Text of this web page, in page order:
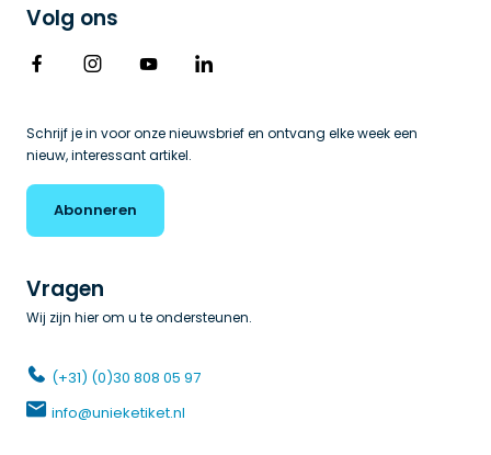
Volg ons
Schrijf je in voor onze nieuwsbrief en ontvang elke week een
nieuw, interessant artikel.
Abonneren
Vragen
Wij zijn hier om u te ondersteunen.
(+31) (0)30 808 05 97
info@unieketiket.nl